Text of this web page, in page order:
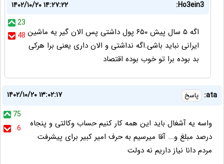
Ho3ein3:
۱۴۰۲/۱۰/۲۰ ۱۴:۲۷:۲۲
23
48 اگه ۵ سال پیش ۶۵۰ پول داشتی پس الان گیر یه ماشین
ایرانی نباید باشی.اگه نداشتی و الان داری یعنی برا هرکی
بد بوده برا تو خوب بوده اقتصاد
ata: پاسخ
۱۴۰۲/۱۰/۲۰ ۱۳:۰۲:۱۷
75
6
واسه یه آشغال باید این همه کار کنیم حساب وکالتی و پنجاه
درصد مبلغ و... آقا میرسیم به حرف امیر کبیر برای پیشرفت
مردم دانا نیاز داریم نه دولت